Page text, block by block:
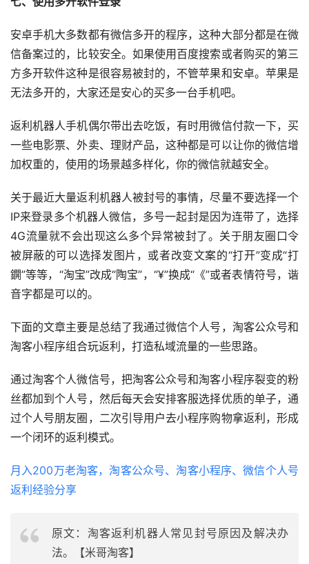
安卓手机大多数都有微信多开的程序，这种大部分都是在微
信备案过的，比较安全。如果使用百度搜索或者购买的第三
方多开软件这种是很容易被封的，不管苹果和安卓。苹果是
无法多开的，大家还是安心的买多一台手机吧。
返利机器人手机偶尔带出去吃饭，有时用微信付款一下，买
一些电影票、外卖、理财产品，这种都是可以让你的微信增
加权重的，使用的场景越多样化，你的微信就越安全。
关于最近大量返利机器人被封号的事情，尽量不要选择一个
IP来登录多个机器人微信，多号一起封是因为连带了，选择
4G流量就不会出现这么多个异常被封了。关于朋友圈口令
被屏蔽的可以选择发图片，或者改变文案的“打开”变成“打
鐦”等等，“淘宝”改成“陶宝”，“¥”换成“《”或者表情符号，谐
音字都是可以的。
下面的文章主要是总结了我通过微信个人号，淘客公众号和
淘客小程序组合玩返利，打造私域流量的一些思路。
通过淘客个人微信号，把淘客公众号和淘客小程序裂变的粉
丝都加到个人号，然后每天会安排客服选择优质的单子，通
过个人号朋友圈，二次引导用户去小程序购物拿返利，形成
一个闭环的返利模式。
月入200万老淘客，淘客公众号、淘客小程序、微信个人号
返利经验分享
原文：淘客返利机器人常见封号原因及解决办
法。【米哥淘客】